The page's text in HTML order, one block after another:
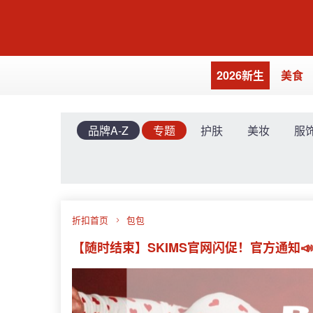
2026新生 美食
品牌A-Z 专题 护肤 美妆 服
折扣首页 包包
【随时结束】SKIMS官网闪促！官方通知